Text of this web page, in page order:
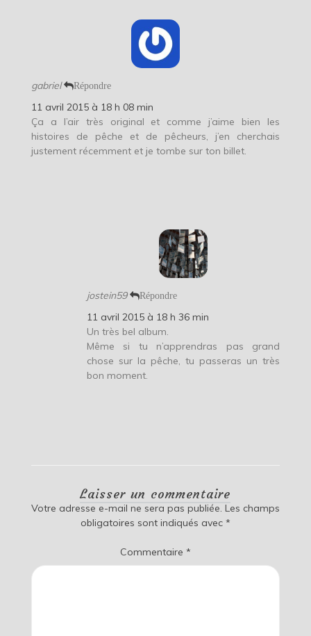
gabriel Répondre
11 avril 2015 à 18 h 08 min
Ça a l’air très original et comme j’aime bien les
histoires de pêche et de pêcheurs, j’en cherchais
justement récemment et je tombe sur ton billet.
jostein59 Répondre
11 avril 2015 à 18 h 36 min
Un très bel album.
Même si tu n’apprendras pas grand
chose sur la pêche, tu passeras un très
bon moment.
Laisser un commentaire
Votre adresse e-mail ne sera pas publiée. Les champs
obligatoires sont indiqués avec *
Commentaire *